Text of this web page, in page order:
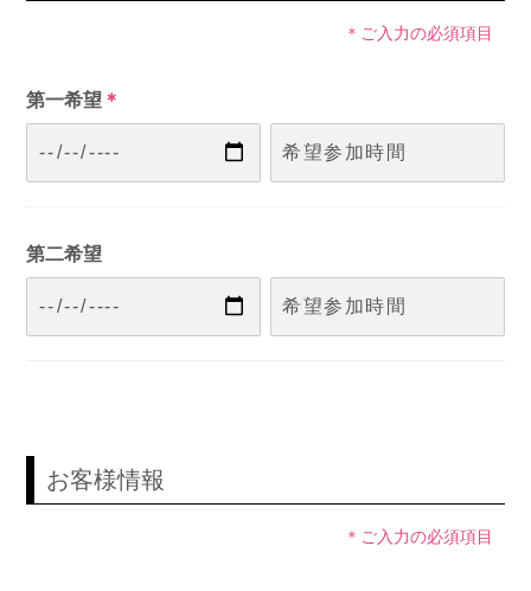
＊ご入力の必須項目
第一希望 ＊
第二希望
お客様情報
＊ご入力の必須項目